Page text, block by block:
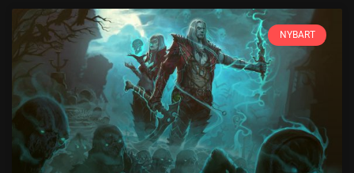
NYBART